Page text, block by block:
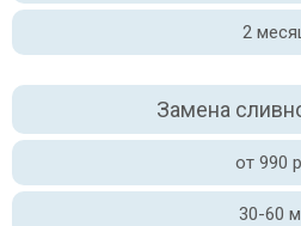
2
Замена
от 990
30-60